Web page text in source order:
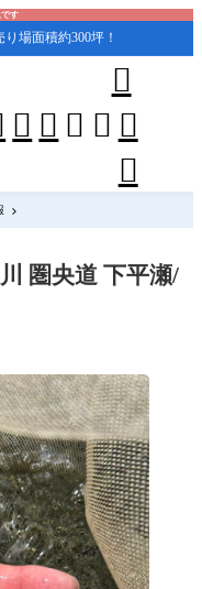
す
場面積約300坪！
   



圏央道 下平瀬/